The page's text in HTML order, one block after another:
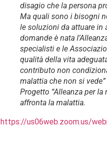
disagio che la persona
Ma quali sono i bisogni
le soluzioni da attuare in
domande è nata
specialisti e le
qualità della vita
contributo non
malattia che non si
Progetto “Alleanza per
affronta la malattia.
https://us06web.zoom.us/